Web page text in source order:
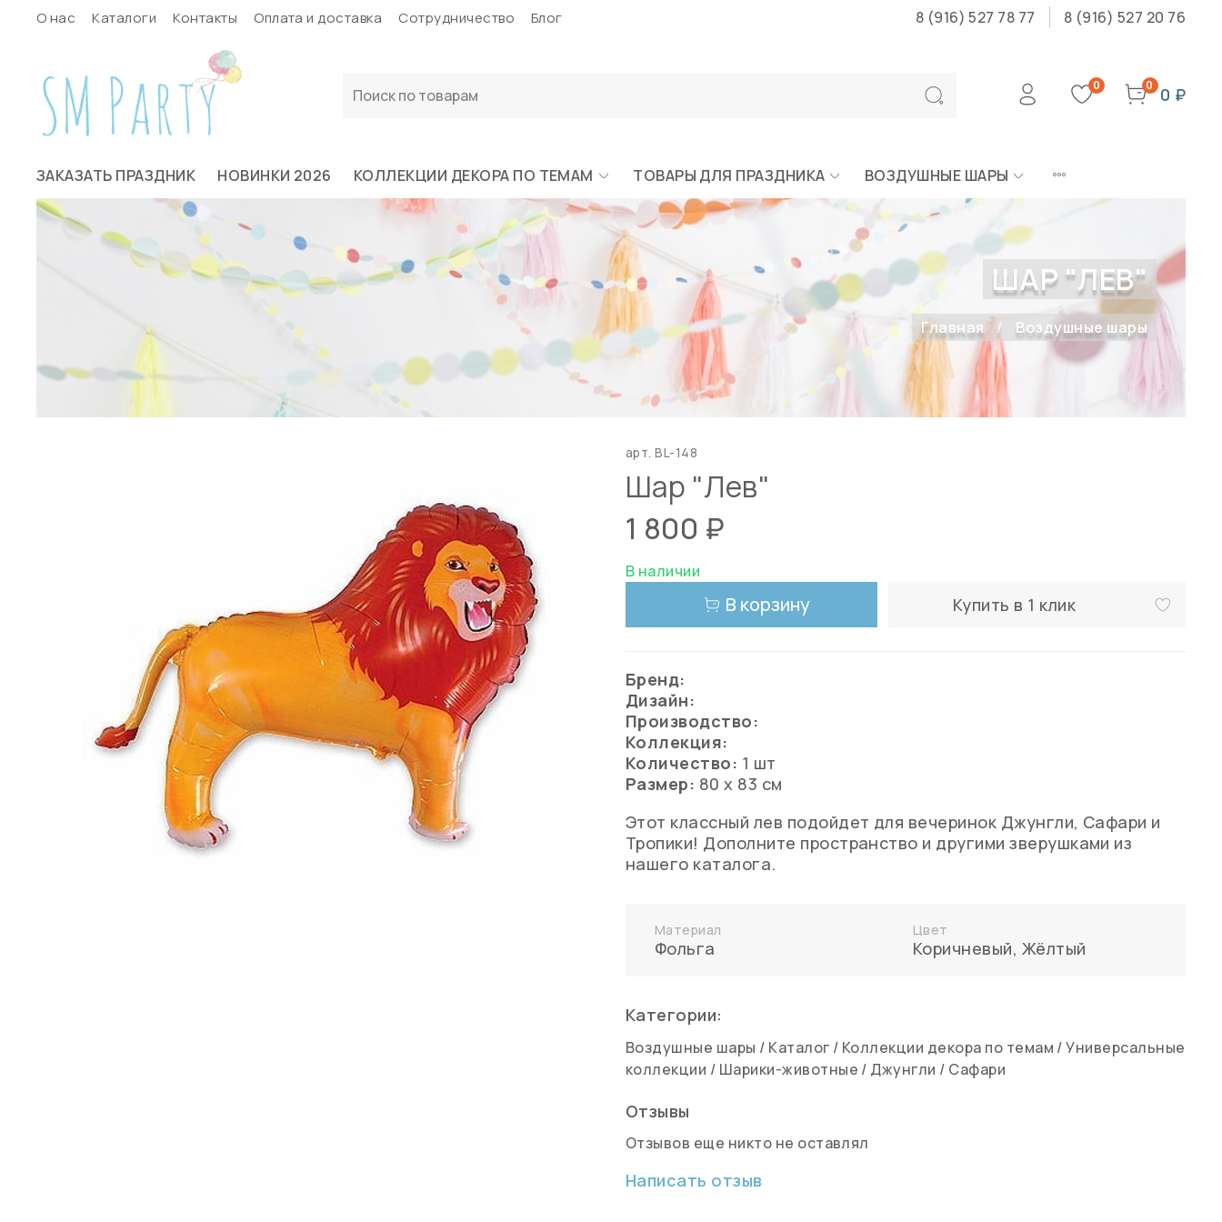
О нас Каталоги Контакты Оплата и доставка Сотрудничество Блог 8 (916) 527 78 77 8 (916) 527 20 76
0 0 0 ₽
ЗАКАЗАТЬ ПРАЗДНИК НОВИНКИ 2026 КОЛЛЕКЦИИ ДЕКОРА ПО ТЕМАМ ТОВАРЫ ДЛЯ ПРАЗДНИКА ВОЗДУШНЫЕ ШАРЫ
ШАР "ЛЕВ"
Главная Воздушные шары
арт.BL-148
Шар "Лев"
1 800 ₽
В наличии
В корзину Купить в 1 клик
Бренд:
Дизайн:
Производство:
Коллекция:
Количество: 1 шт
Размер: 80 х 83 см
Этот классный лев подойдет для вечеринок Джунгли, Сафари и
Тропики! Дополните пространство и другими зверушками из
нашего каталога.
Материал
Фольга
Цвет
Коричневый, Жёлтый
Категории:
Воздушные шары / Каталог / Коллекции декора по темам /Универсальные
коллекции / Шарики-животные / Джунгли / Сафари
Отзывы
Отзывов еще никто не оставлял
Написать отзыв